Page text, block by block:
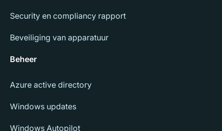
Security en compliancy rapport
Beveiliging van apparatuur
Beheer
Azure active directory
Windows updates
Windows Autopilot